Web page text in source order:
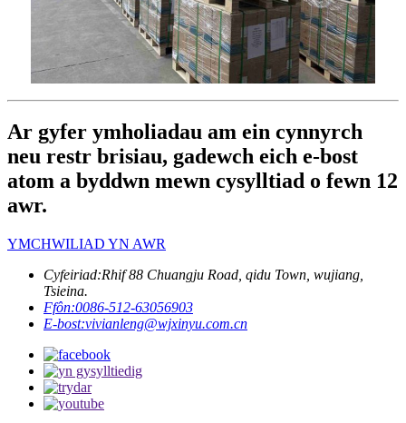
Ar gyfer ymholiadau am ein cynnyrch
neu restr brisiau, gadewch eich e-bost
atom a byddwn mewn cysylltiad o fewn 12
awr.
YMCHWILIAD YN AWR
Cyfeiriad:Rhif 88 Chuangju Road, qidu Town, wujiang,
Tsieina.
Ffôn:0086-512-63056903
E-bost:vivianleng@wjxinyu.com.cn